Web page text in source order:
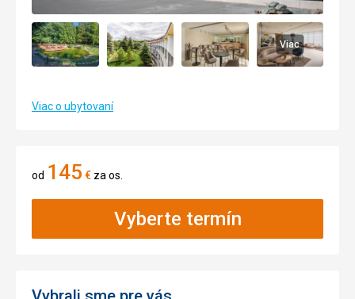
Viac
Viac o ubytovaní
od 145 € za os.
Vyberte termín